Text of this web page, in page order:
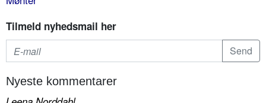
Tilmeld nyhedsmail her
Nyeste kommentarer